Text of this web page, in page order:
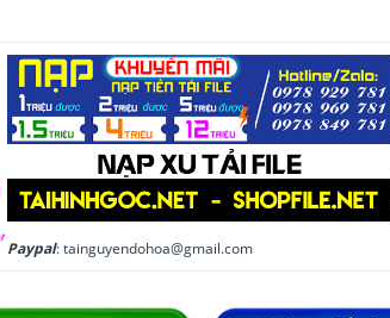
Paypal: tainguyendohoa@gmail.com